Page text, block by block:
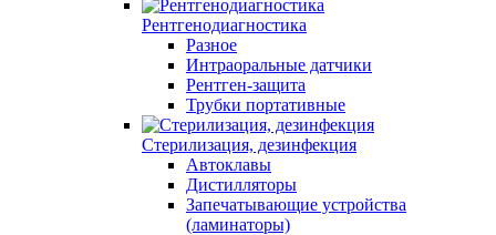
Рентгенодиагностика
Разное
Интраоральные датчики
Рентген-защита
Трубки портативные
Стерилизация, дезинфекция
Автоклавы
Дистилляторы
Запечатывающие устройства
(ламинаторы)